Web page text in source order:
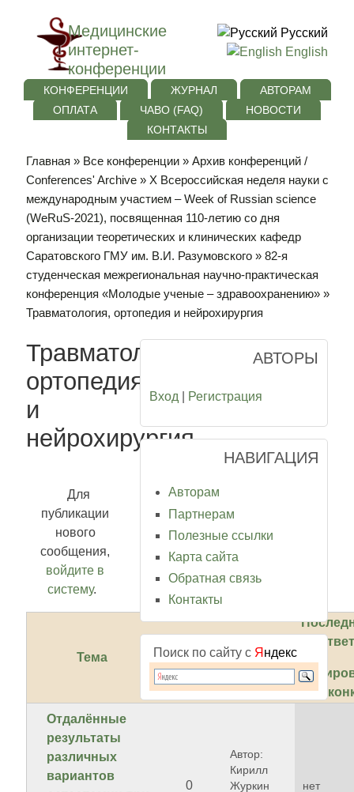
Медицинские
интернет-
конференции
Русский
English
КОНФЕРЕНЦИИ ЖУРНАЛ
АВТОРАМ
ОПЛАТА
ЧАВО (FAQ)
НОВОСТИ
КОНТАКТЫ
Главная » Все конференции »Архив конференций /
Conferences' Archive » Х Всероссийская неделя науки с
международным участием – Week of Russian science
(WeRuS-2021), посвященная 110-летию со дня
организации теоретических и клинических кафедр
Саратовского ГМУ им. В.И. Разумовского »82-я
студенческая межрегиональная научно-практическая
конференция «Молодые ученые – здравоохранению» »
Травматология, ортопедия и нейрохирургия
Травматология,
ортопедия
и
нейрохирургия
Для
публикации
нового
сообщения,
войдите в
систему.
Тема Ответов Создано
ответ
Отдалённые
результаты
различных
вариантов
0
Автор:
Кирилл
Журкин
нет
АВТОРЫ
Вход Регистрация
НАВИГАЦИЯ
Авторам
Партнерам
Полезные ссылки
Карта сайта
Обратная связь
Контакты
Поиск по сайту с Я ндекс